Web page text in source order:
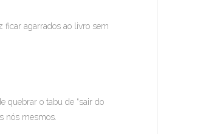
ficar agarrados ao livro sem
quebrar o tabu de “sair do
nós mesmos.